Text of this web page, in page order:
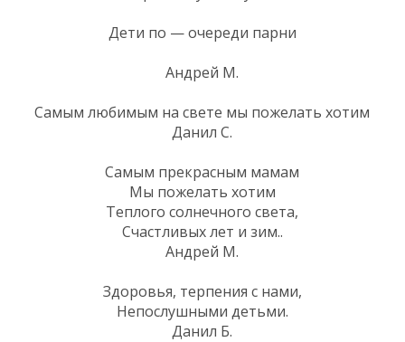
Дети по — очереди парни
Андрей М.
Самым любимым на свете мы пожелать хотим
Данил С.
Самым прекрасным мамам
Мы пожелать хотим
Теплого солнечного света,
Счастливых лет и зим..
Андрей М.
Здоровья, терпения с нами,
Непослушными детьми.
Данил Б.